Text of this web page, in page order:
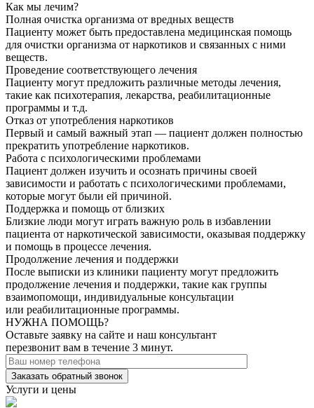
Как мы лечим?
Полная очистка организма от вредных веществ
Пациенту может быть предоставлена медицинская помощь
для очистки организма от наркотиков и связанных с ними
веществ.
Проведение соответствующего лечения
Пациенту могут предложить различные методы лечения,
такие как психотерапия, лекарства, реабилитационные
программы и т.д.
Отказ от употребления наркотиков
Первый и самый важный этап — пациент должен полностью
прекратить употребление наркотиков.
Работа с психологическими проблемами
Пациент должен изучить и осознать причины своей
зависимости и работать с психологическими проблемами,
которые могут были ей причиной.
Поддержка и помощь от близких
Близкие люди могут играть важную роль в избавлении
пациента от наркотической зависимости, оказывая поддержку
и помощь в процессе лечения.
Продолжение лечения и поддержки
После выписки из клиники пациенту могут предложить
продолжение лечения и поддержки, такие как группы
взаимопомощи, индивидуальные консультации
или реабилитационные программы.
НУЖНА ПОМОЩЬ?
Оставьте заявку на сайте и наш консультант
перезвонит вам в течение 3 минут.
Заказать обратный звонок
Услуги и цены